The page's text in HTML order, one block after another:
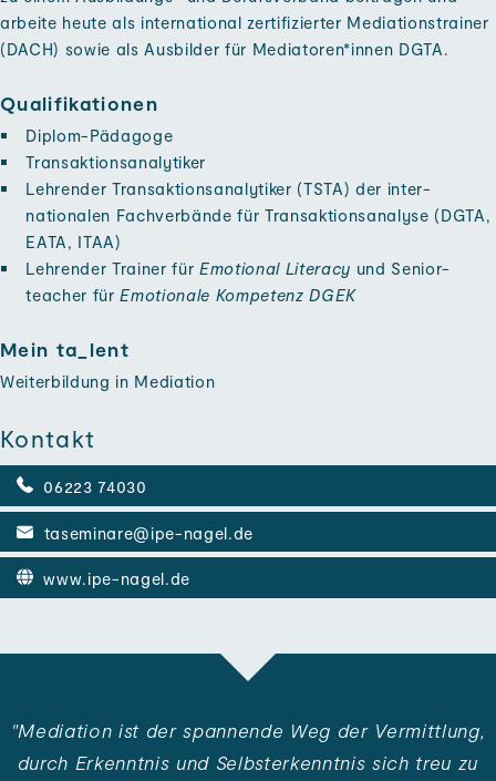
arbeite heute als international zertifizierter Mediations­trainer
(DACH) so­wie als Aus­bilder für Mediatoren*innen DGTA.
Qualifikationen
Diplom-Pädagoge
Transaktions­analytiker
Lehrender Transaktions­analytiker (TSTA) der inter­
nationalen Fach­verbände für Transaktions­analyse (DGTA,
EATA, ITAA)
Lehrender Trainer für Emotional Literacy und Senior­
teacher fürEmotionale Kompetenz DGEK
Mein ta_lent
Weiter­bildung in Mediation
Kontakt
06223 74030
taseminare@ipe-nagel.de
www.ipe-nagel.de
"Mediation ist der spannende Weg der Ver­mittlung,
durch Erkenntnis und Selbst­erkenntnis sich treu zu